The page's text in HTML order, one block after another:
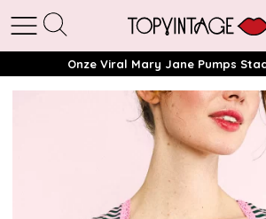
Onze Viral Mary Jane Pumps